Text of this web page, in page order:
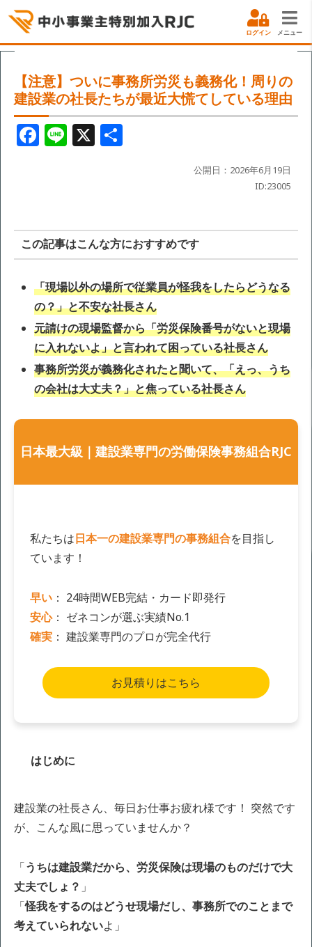
ログイン メニュー
【注意】ついに事務所労災も義務化！周りの
建設業の社長たちが最近大慌てしている理由
F
a
b
o
o
k
Li
n
X
公開日：2026年6月19日
ID:23005
この記事はこんな方におすすめです
「現場以外の場所で従業員が怪我をしたらどうなる
の？」と不安な社長さん
元請けの現場監督から「労災保険番号がないと現場
に入れないよ」と言われて困っている社長さん
事務所労災が義務化されたと聞いて、「えっ、うち
の会社は大丈夫？」と焦っている社長さん
日本最大級｜建設業専門の労働保険事務組合RJC
私たちは日本一の建設業専門の事務組合を目指し
ています！
早い： 24時間WEB完結・カード即発行
安心： ゼネコンが選ぶ実績No.1
確実： 建設業専門のプロが完全代行
お見積りはこちら
はじめに
建設業の社長さん、毎日お仕事お疲れ様です！ 突然です
が、こんな風に思っていませんか？
「うちは建設業だから、労災保険は現場のものだけで大
丈夫でしょ？ 」
「怪我をするのはどうせ現場だし、事務所でのことまで
考えていられないよ」